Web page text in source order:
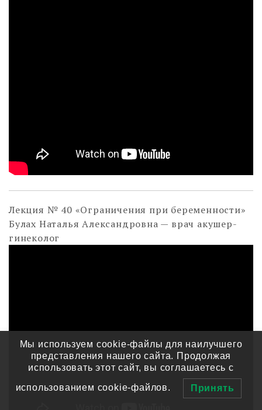
Лекция № 40 «Ограничения при беременности»
Булах Наталья Александровна — врач акушер-
гинеколог
Мы используем cookie-файлы для наилучшего
представления нашего сайта. Продолжая
использовать этот сайт, вы соглашаетесь с
использованием cookie-файлов. Принять